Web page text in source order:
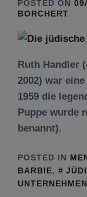
POSTED ON
BORCHERT
Ruth Handler
2002) war
1959 die
Puppe wurde
benannt).
POSTED IN
BARBIE,
UNTERNEHMEN